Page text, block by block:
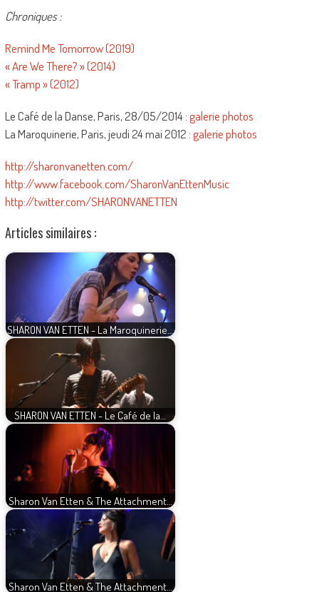
Chroniques :
Remind Me Tomorrow (2019)
« Are We There? » (2014)
« Tramp » (2012)
Le Café de la Danse, Paris, 28/05/2014 :galerie photos
La Maroquinerie, Paris, jeudi 24 mai 2012 :galerie photos
http://sharonvanetten.com/
http://www.facebook.com/SharonVanEttenMusic
http://twitter.com/SHARONVANETTEN
Articles similaires :
SHARON VAN ETTEN - La Maroquinerie…
SHARON VAN ETTEN - Le Café de la…
Sharon Van Etten & The Attachment…
Sharon Van Etten & The Attachment…